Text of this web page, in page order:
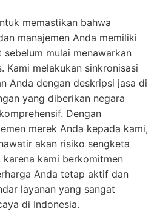
memastikan bahwa
manajemen Anda memiliki
mulai menawarkan
Kami melakukan sinkronisasi
Anda dengan deskripsi jasa di
yang diberikan negara
Dengan
merek Anda kepada kami,
akan risiko sengketa
karena kami berkomitmen
Anda tetap aktif dan
layanan yang sangat
di Indonesia.